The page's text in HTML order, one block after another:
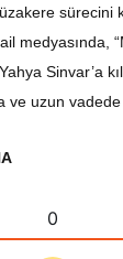
medyasında,
Sinvar’a
ve uzun
0